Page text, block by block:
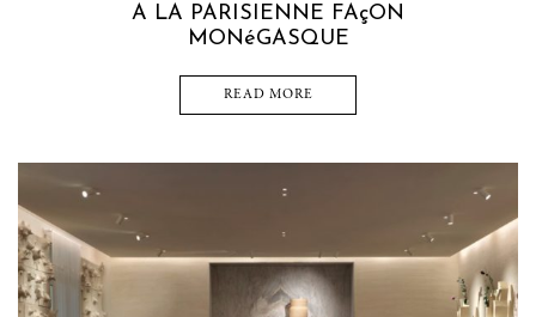
A LA PARISIENNE FAçON
MONéGASQUE
READ MORE